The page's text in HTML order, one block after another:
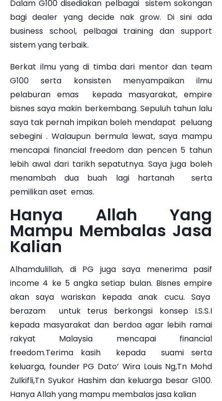
Dalam G100 disediakan pelbagai sistem sokongan
bagi dealer yang decide nak grow. Di sini ada
business school, pelbagai training dan support
sistem yang terbaik.
Berkat ilmu yang di timba dari mentor dan team
G100 serta konsisten menyampaikan ilmu
pelaburan emas kepada masyarakat, empire
bisnes saya makin berkembang. Sepuluh tahun lalu
saya tak pernah impikan boleh mendapat peluang
sebegini . Walaupun bermula lewat, saya mampu
mencapai financial freedom dan pencen 5 tahun
lebih awal dari tarikh sepatutnya. Saya juga boleh
menambah dua buah lagi hartanah serta
pemilikan aset emas.
Hanya Allah Yang
Mampu Membalas Jasa
Kalian
Alhamdulillah, di PG juga saya menerima pasif
income 4 ke 5 angka setiap bulan. Bisnes empire
akan saya wariskan kepada anak cucu. Saya
berazam untuk terus berkongsi konsep I.S.S.I
kepada masyarakat dan berdoa agar lebih ramai
rakyat Malaysia mencapai financial
freedom.Terima kasih kepada suami serta
keluarga, founder PG Dato’ Wira Louis Ng,Tn Mohd
Zulkifli,Tn Syukor Hashim dan keluarga besar G100.
Hanya Allah yang mampu membalas jasa kalian